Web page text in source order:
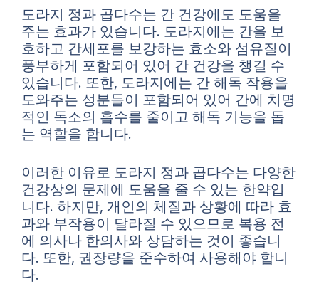
도라지 정과 곱다수는 간 건강에도 도움을
주는 효과가 있습니다. 도라지에는 간을 보
호하고 간세포를 보강하는 효소와 섬유질이
풍부하게 포함되어 있어 간 건강을 챙길 수
있습니다. 또한, 도라지에는 간 해독 작용을
도와주는 성분들이 포함되어 있어 간에 치명
적인 독소의 흡수를 줄이고 해독 기능을 돕
는 역할을 합니다.
이러한 이유로 도라지 정과 곱다수는 다양한
건강상의 문제에 도움을 줄 수 있는 한약입
니다. 하지만, 개인의 체질과 상황에 따라 효
과와 부작용이 달라질 수 있으므로 복용 전
에 의사나 한의사와 상담하는 것이 좋습니
다. 또한, 권장량을 준수하여 사용해야 합니
다.